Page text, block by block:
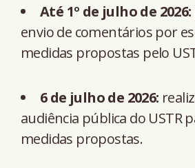
Até 1º de julho de 2026:
envio de comentários por
medidas propostas pelo
6 de julho de 2026:
audiência pública do USTR
medidas propostas.